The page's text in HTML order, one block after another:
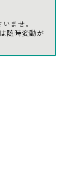
ませ。
随時変動が